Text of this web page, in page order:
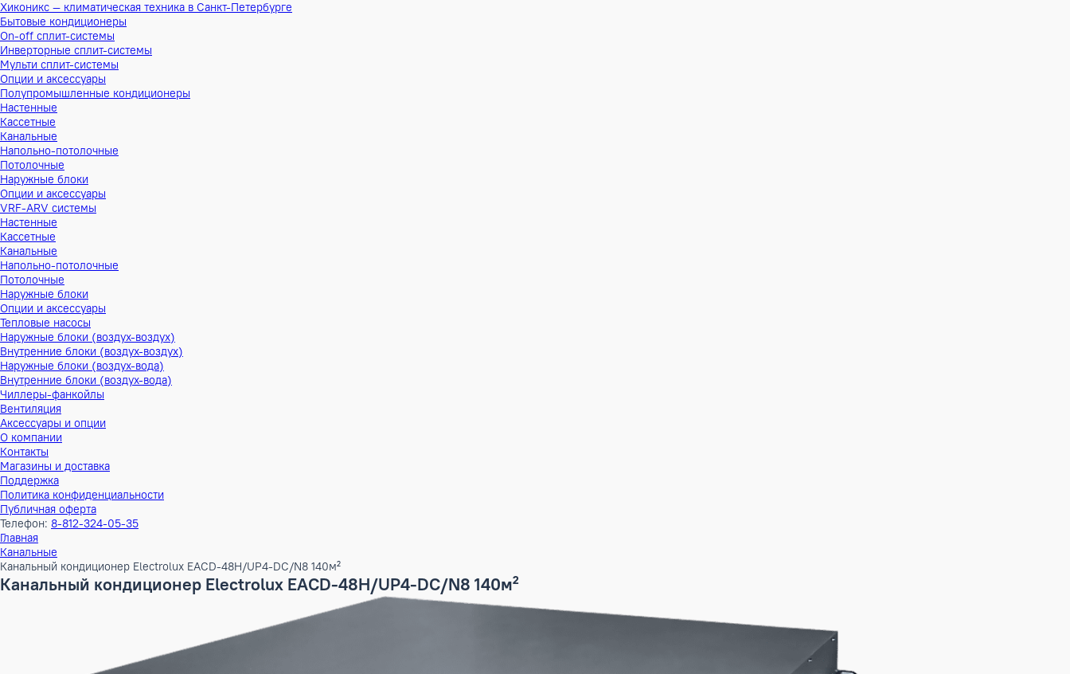
Хиконикс — климатическая техника в Санкт-Петербурге
Бытовые кондиционеры
On-off сплит-системы
Инверторные сплит-системы
Мульти сплит-системы
Опции и аксессуары
Полупромышленные кондиционеры
Настенные
Кассетные
Канальные
Напольно-потолочные
Потолочные
Наружные блоки
Опции и аксессуары
VRF-ARV системы
Настенные
Кассетные
Канальные
Напольно-потолочные
Потолочные
Наружные блоки
Опции и аксессуары
Тепловые насосы
Наружные блоки (воздух-воздух)
Внутренние блоки (воздух-воздух)
Наружные блоки (воздух-вода)
Внутренние блоки (воздух-вода)
Чиллеры-фанкойлы
Вентиляция
Аксессуары и опции
О компании
Контакты
Магазины и доставка
Поддержка
Политика конфиденциальности
Публичная оферта
Телефон:8-812-324-05-35
Канальный кондиционер Electrolux EACD-48H/UP4-DC/N8 140м²
Канальный кондиционер Electrolux EACD-48H/UP4-DC/N8 140м²